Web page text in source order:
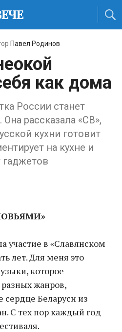
Павел Родинов
как дома
России станет
рассказала «СВ»,
кухни готовит
на кухне и
гаджетов
участие в «Славянском
лет. Для меня это
которое
жанров,
Беларуси из
С тех пор каждый год